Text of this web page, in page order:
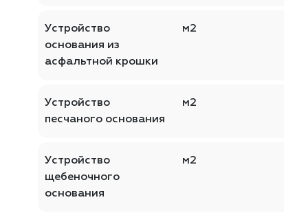
Устройство
основания из
асфальтной крошки
м2
Устройство
песчаного основания
м2
Устройство
щебеночного
основания
м2